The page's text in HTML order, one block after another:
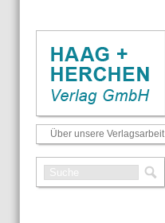
Über unsere Verlagsarbeit